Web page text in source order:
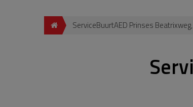
ServiceBuurtAED Prinses